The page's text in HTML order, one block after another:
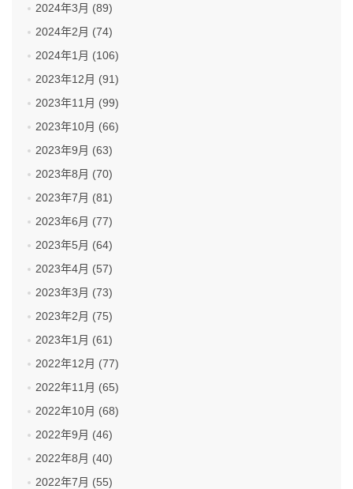
2024年3月 (89)
2024年2月 (74)
2024年1月 (106)
2023年12月 (91)
2023年11月 (99)
2023年10月 (66)
2023年9月 (63)
2023年8月 (70)
2023年7月 (81)
2023年6月 (77)
2023年5月 (64)
2023年4月 (57)
2023年3月 (73)
2023年2月 (75)
2023年1月 (61)
2022年12月 (77)
2022年11月 (65)
2022年10月 (68)
2022年9月 (46)
2022年8月 (40)
2022年7月 (55)